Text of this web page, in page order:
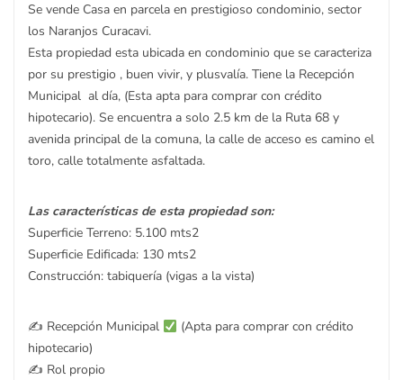
Se vende Casa en parcela en prestigioso condominio, sector
los Naranjos Curacavi.
Esta propiedad esta ubicada en condominio que se caracteriza
por su prestigio , buen vivir, y plusvalía. Tiene la Recepción
Municipal al día, (Esta apta para comprar con crédito
hipotecario). Se encuentra a solo 2.5 km de la Ruta 68 y
avenida principal de la comuna, la calle de acceso es camino el
toro, calle totalmente asfaltada.
Las características de esta propiedad son:
Superficie Terreno: 5.100 mts2
Superficie Edificada: 130 mts2
Construcción: tabiquería (vigas a la vista)
✍ Recepción Municipal
(Apta para comprar con crédito
hipotecario)
✍️ Rol propio